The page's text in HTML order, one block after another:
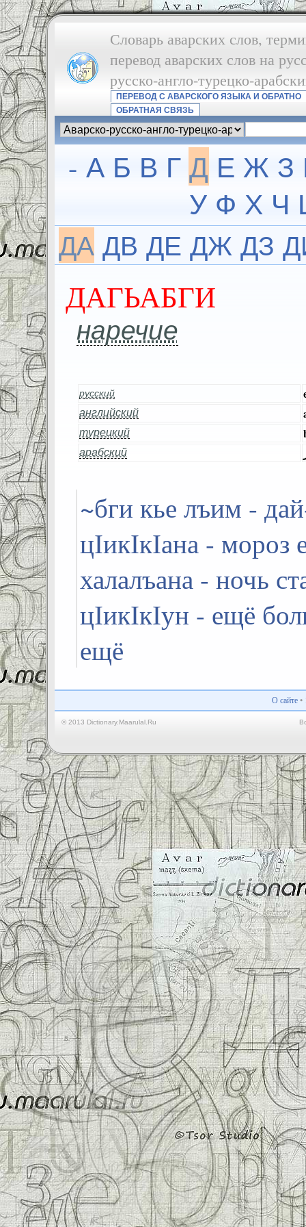
Словарь аварских слов,
перевод аварских слов на
русско-англо-турецко-
ПЕРЕВОД С АВАРСКОГО ЯЗЫКА И ОБРАТНО
ОБРАТНАЯ СВЯЗЬ
- А Б В Г Д Е Ж З
У Ф Х Ч
ДА ДВ ДЕ ДЖ ДЗ
ДАГЬАБГИ
наречие
русский
английский
турецкий
арабский
~бги кье лъим -
цІикІкІана -
халалъана - ночь
цІикІкІун - ещё
ещё
О сайте•
© 2013 Dictionary.Maarulal.Ru